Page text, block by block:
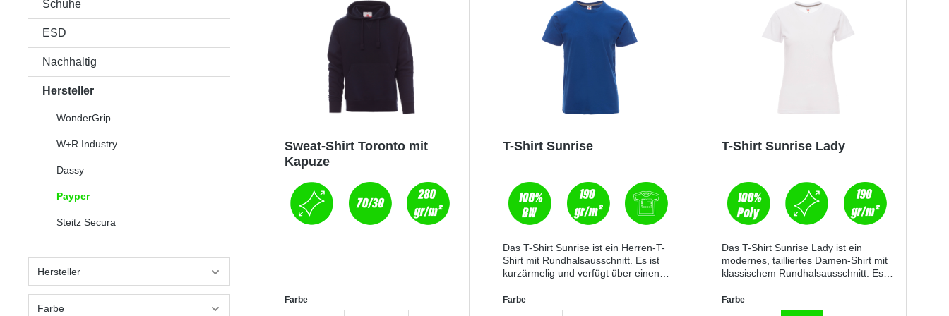
Schuhe
ESD
Nachhaltig
Hersteller
WonderGrip
W+R Industry
Dassy
Payper
Steitz Secura
Hersteller
Farbe
Sweat-Shirt Toronto mit
Kapuze
Farbe
T-Shirt Sunrise
Das T-Shirt Sunrise ist ein Herren-T-
Shirt mit Rundhalsausschnitt. Es ist
kurzärmelig und verfügt über einen
Spandex-Mischgewebe mit Kappnaht
an der Vorderseite, Stretchnähten und
Farbe
T-Shirt Sunrise Lady
Das T-Shirt Sunrise Lady ist ein
modernes, tailliertes Damen-Shirt mit
klassischem Rundhalsausschnitt. Es
Passform, den angenehm weichen
Tragekomfort und funktionale Details
Farbe